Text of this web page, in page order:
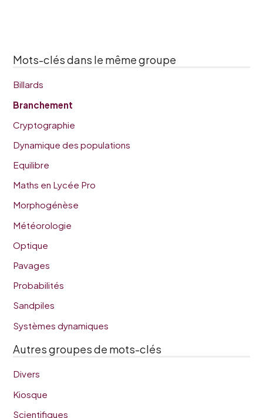
Mots-clés dans le même groupe
Billards
Branchement
Cryptographie
Dynamique des populations
Equilibre
Maths en Lycée Pro
Morphogénèse
Météorologie
Optique
Pavages
Probabilités
Sandpiles
Systèmes dynamiques
Autres groupes de mots-clés
Divers
Kiosque
Scientifiques